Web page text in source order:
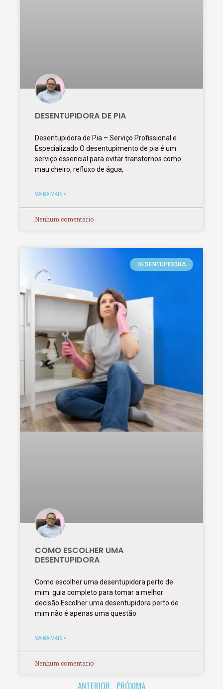
DESENTUPIDORA DE PIA
Desentupidora de Pia – Serviço Profissional e
Especializado O desentupimento de pia é um
serviço essencial para evitar transtornos como
mau cheiro, refluxo de água,
SAIBA MAIS »
Nenhum comentário
DESENTUPIDORA
COMO ESCOLHER UMA
DESENTUPIDORA
Como escolher uma desentupidora perto de
mim: guia completo para tomar a melhor
decisão Escolher uma desentupidora perto de
mim não é apenas uma questão
SAIBA MAIS »
Nenhum comentário
ANTERIOR PRÓXIMA